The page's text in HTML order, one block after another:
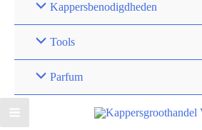
Kappersbenodigdheden
Tools
Parfum